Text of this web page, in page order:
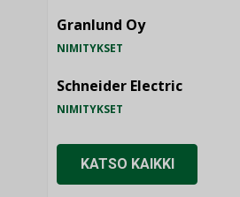
Granlund Oy
NIMITYKSET
Schneider Electric
NIMITYKSET
KATSO KAIKKI